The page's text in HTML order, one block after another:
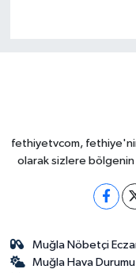
fethiyetvcom,
olarak sizlere bölgenin
Muğla Nöbetçi
Muğla Hava Durumu